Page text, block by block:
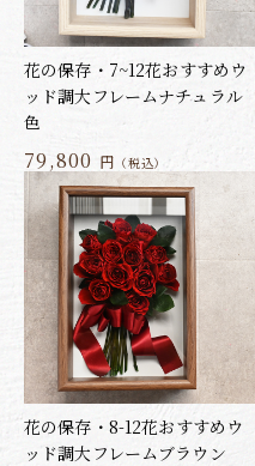
花の保存・7~12花おすすめウ
ッド調大フレームナチュラル
色
79,800 円 （税込）
花の保存・8-12花おすすめウ
ッド調大フレームブラウン